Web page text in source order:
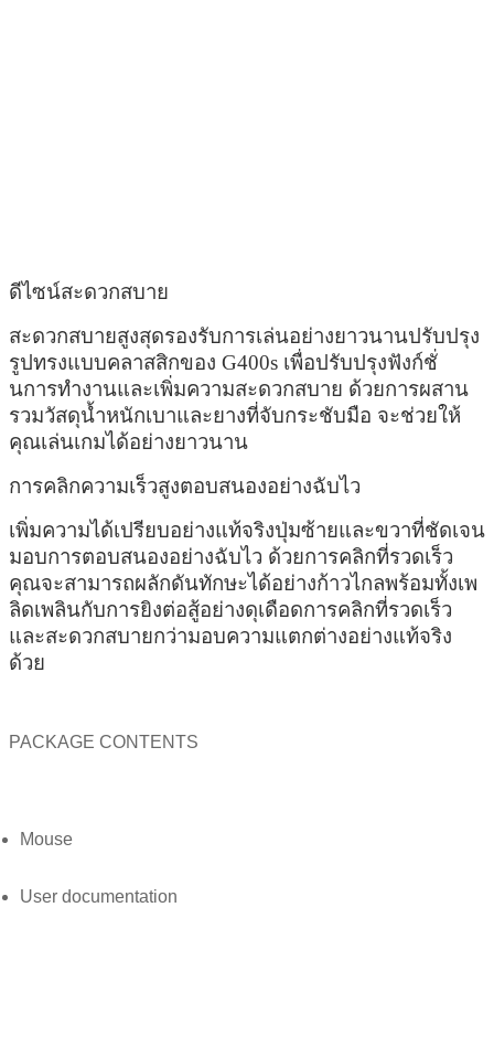
ดีไซน์สะดวกสบาย
สะดวกสบายสูงสุดรองรับการเล่นอย่างยาวนานปรับปรุง
รูปทรงแบบคลาสสิกของ G400s เพื่อปรับปรุงฟังก์ชั่
นการทำงานและเพิ่มความสะดวกสบาย ด้วยการผสาน
รวมวัสดุน้ำหนักเบาและยางที่จับกระชับมือ จะช่วยให้
คุณเล่นเกมได้อย่างยาวนาน
การคลิกความเร็วสูงตอบสนองอย่างฉับไว
เพิ่มความได้เปรียบอย่างแท้จริงปุ่มซ้ายและขวาที่ชัดเจน
มอบการตอบสนองอย่างฉับไว ด้วยการคลิกที่รวดเร็ว
คุณจะสามารถผลักดันทักษะได้อย่างก้าวไกลพร้อมทั้งเพ
ลิดเพลินกับการยิงต่อสู้อย่างดุเดือดการคลิกที่รวดเร็ว
และสะดวกสบายกว่ามอบความแตกต่างอย่างแท้จริง
ด้วย
PACKAGE CONTENTS
Mouse
User documentation